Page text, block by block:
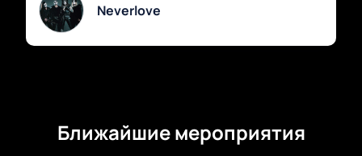
Neverlove
Ближайшие мероприятия